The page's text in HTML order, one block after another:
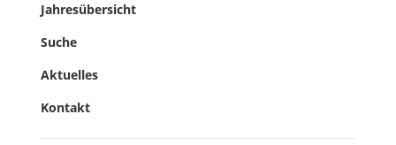
Jahresübersicht
Suche
Aktuelles
Kontakt